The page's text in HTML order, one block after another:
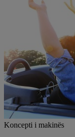
Koncepti i makinës